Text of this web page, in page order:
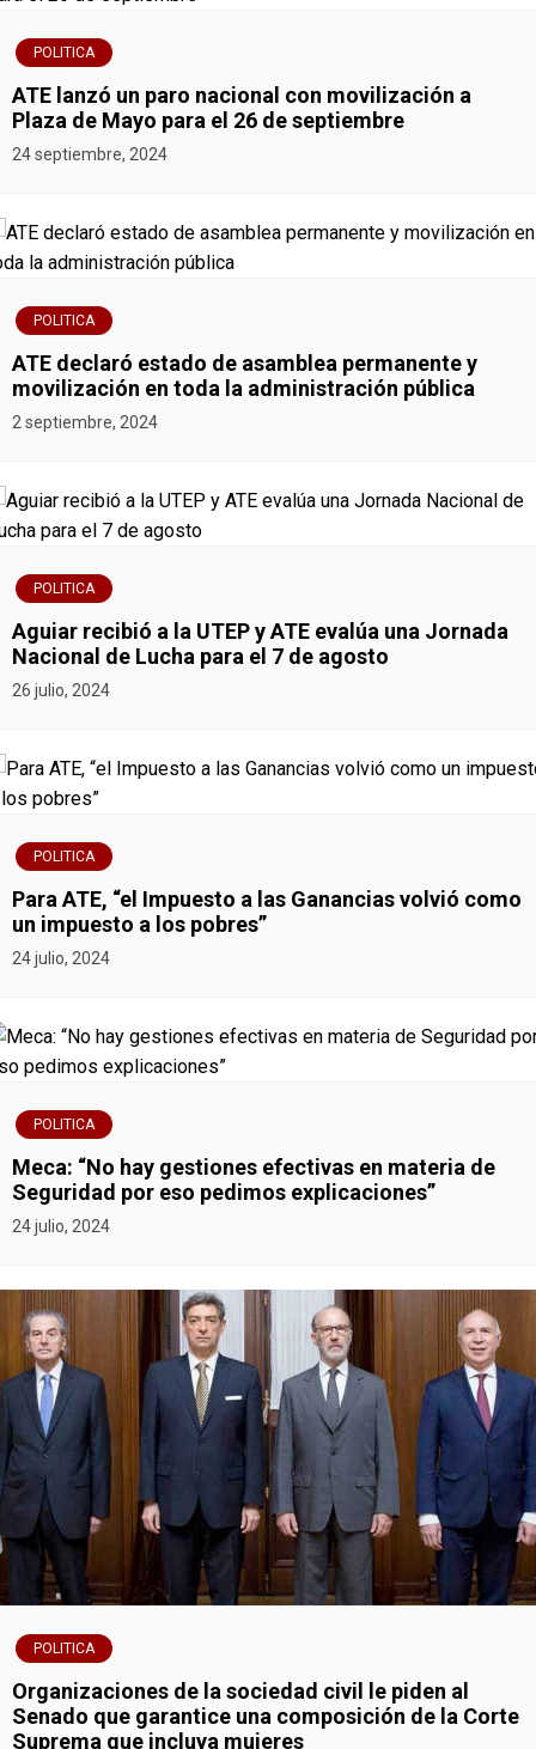
e
g
a
i
ó
n
d
e
t
r
a
d
a
s
POLITICA
ATE lanzó un paro nacional con movilización a
Plaza de Mayo para el 26 de septiembre
24 septiembre, 2024
POLITICA
ATE declaró estado de asamblea permanente y
movilización en toda la administración pública
2 septiembre, 2024
POLITICA
Aguiar recibió a la UTEP y ATE evalúa una Jornada
Nacional de Lucha para el 7 de agosto
26 julio, 2024
POLITICA
Para ATE, “el Impuesto a las Ganancias volvió como
un impuesto a los pobres”
24 julio, 2024
POLITICA
Meca: “No hay gestiones efectivas en materia de
Seguridad por eso pedimos explicaciones”
24 julio, 2024
POLITICA
Organizaciones de la sociedad civil le piden al
Senado que garantice una composición de la Corte
Suprema que incluya mujeres